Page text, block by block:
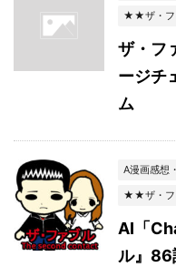
★★ザ・フ
ザ・フ
ージチ
ム
A漫画感想
★★ザ・フ
AI「
ル』86